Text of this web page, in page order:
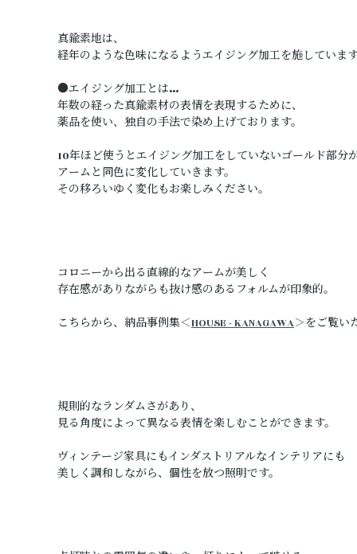
真鍮素地は、
経年のような色味になるようエイジング加工を施しています
●エイジング加工とは…
年数の経った真鍮素材の表情を表現するために、
薬品を使い、独自の手法で染め上げております。
10年ほど使うとエイジング加工をしていないゴールド部分
アームと同色に変化していきます。
その移ろいゆく変化もお楽しみください。
コロニーから出る直線的なアームが美しく
存在感がありながらも抜け感のあるフォルムが印象的。
こちらから、納品事例集＜HOUSE - KANAGAWA＞ をご覧い
規則的なランダムさがあり、
見る角度によって異なる表情を楽しむことができます。
ヴィンテージ家具にもインダストリアルなインテリアにも
美しく調和しながら、個性を放つ照明です。